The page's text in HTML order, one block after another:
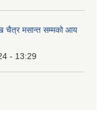
चैत्र मसान्त सम्मको आय
- 13:29